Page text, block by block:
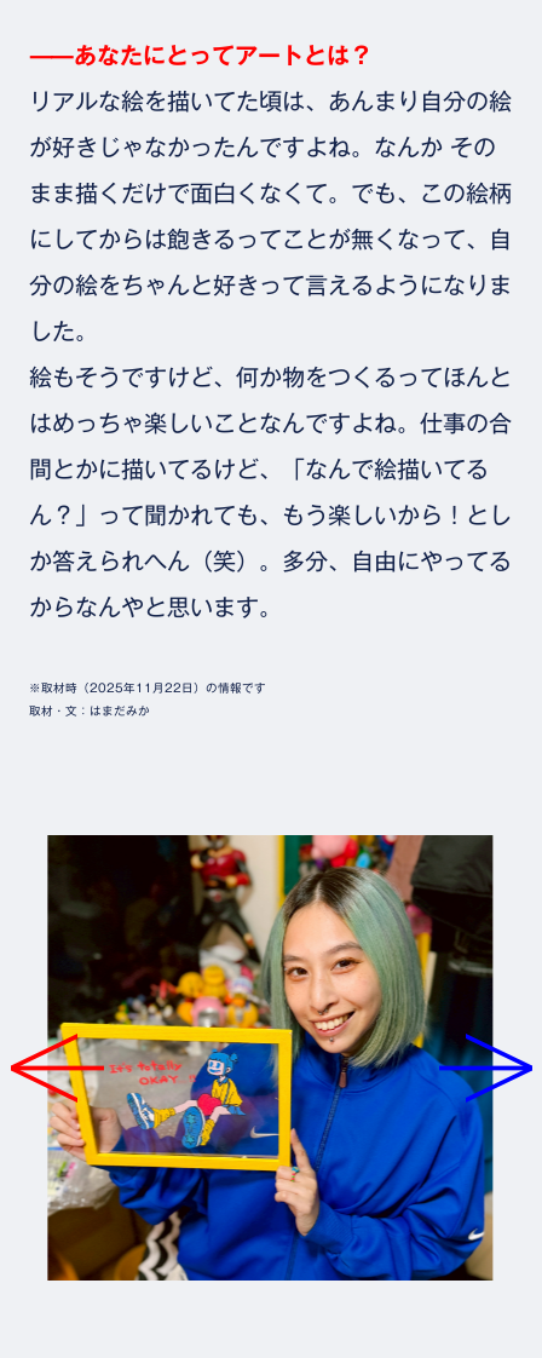
⸺あなたにとってアートとは？
リアルな絵を描いてた頃は、あんまり自分の絵
が好きじゃなかったんですよね。なんか その
まま描くだけで面白くなくて。でも、この絵柄
にしてからは飽きるってことが無くなって、自
分の絵をちゃんと好きって言えるようになりま
した。
絵もそうですけど、何か物をつくるってほんと
はめっちゃ楽しいことなんですよね。仕事の合
間とかに描いてるけど、「なんで絵描いてる
ん？」って聞かれても、もう楽しいから！とし
か答えられへん（笑）。多分、自由にやってる
からなんやと思います。
※取材時（2025年11月22日）の情報です
取材・文：はまだみか